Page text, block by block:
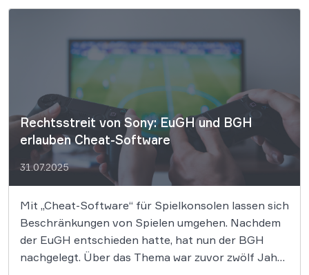
(VG) Trier mit seiner Klage keinen Erfolg. Er wollte
Rechtsstreit von Sony: EuGH und BGH
erlauben Cheat-Software
31.07.2025
Mit „Cheat-Software“ für Spielkonsolen lassen sich
Beschränkungen von Spielen umgehen. Nachdem
der EuGH entschieden hatte, hat nun der BGH
nachgelegt. Über das Thema war zuvor zwölf Jahre